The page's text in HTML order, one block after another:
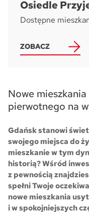
Osiedle
Dostępne
ZOBACZ
Nowe
pierwotnego na
Gdańsk stanowi
swojego miejsca do
mieszkanie w tym
historią? Wśród
z pewnością
spełni Twoje
nowe mieszkania
i w spokojniejszych